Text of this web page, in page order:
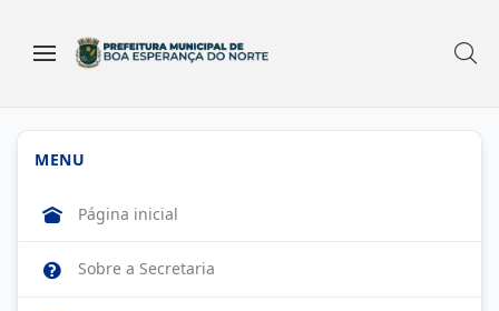
MENU
Página inicial
Sobre a Secretaria